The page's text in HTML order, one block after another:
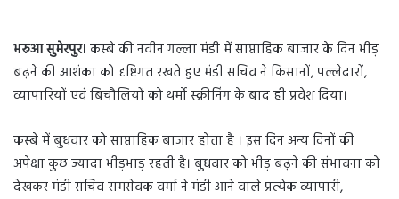
भरुआ सुमेरपुर। कस्बे की नवीन गल्ला मंडी में साप्ताहिक बाजार के दिन भीड़
बढ़ने की आशंका को दृष्टिगत रखते हुए मंडी सचिव ने किसानों, पल्लेदारों,
व्यापारियों एवं बिचौलियों को थर्मो स्क्रीनिंग के बाद ही प्रवेश दिया।
कस्बे में बुधवार को साप्ताहिक बाजार होता है । इस दिन अन्य दिनों की
अपेक्षा कुछ ज्यादा भीड़भाड़ रहती है। बुधवार को भीड़ बढ़ने की संभावना को
देखकर मंडी सचिव रामसेवक वर्मा ने मंडी आने वाले प्रत्येक व्यापारी,